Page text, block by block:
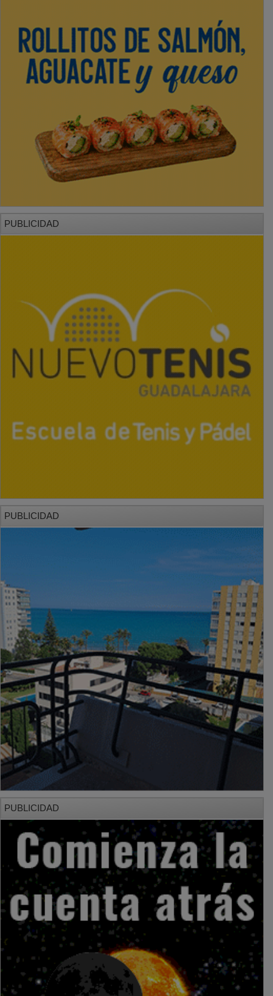
PUBLICIDAD
PUBLICIDAD
PUBLICIDAD